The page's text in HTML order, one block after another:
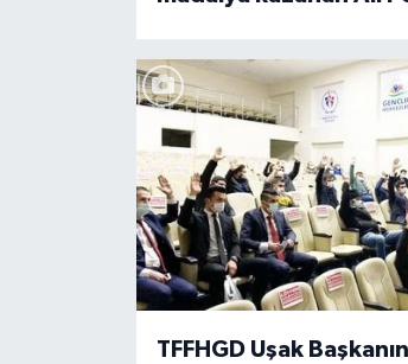
TFFHGD Uşak